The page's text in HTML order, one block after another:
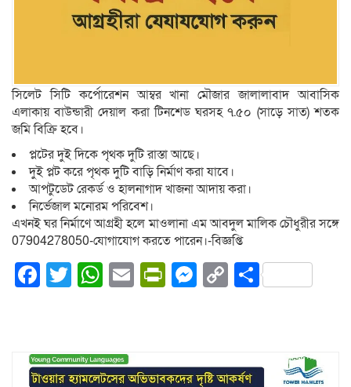
সিলেট সিটি কর্পোরেশন আম্বর খানা মৌজার জালালাবাদ আবাসিক
এলাকায় বাউন্ডারী দেয়াল করা টিনশেড ঘরসহ ৭.৫০ (সাড়ে সাত) শতক
জমি বিক্রি হবে।
প্লটের দুই দিকে পৃথক দুটি রাস্তা আছে।
দুই প্লট করে পৃথক দুটি বাড়ি নির্মাণ করা যাবে।
আপটুডেট রেকর্ড ও হালনাগাদ খাজনা আদায় করা।
নির্ভেজাল মনোরম পরিবেশ।
এখনই ঘর নির্মাণে আগ্রহী হলে মাওলানা এম আবদুল মালিক চৌধুরীর সঙ্গে
07904278050-যোগাযোগ করতে পারেন।-বিজ্ঞপ্তি
Facebook
Twitter
WhatsApp
EmailPrintFriendly
Messenger
CopyShare